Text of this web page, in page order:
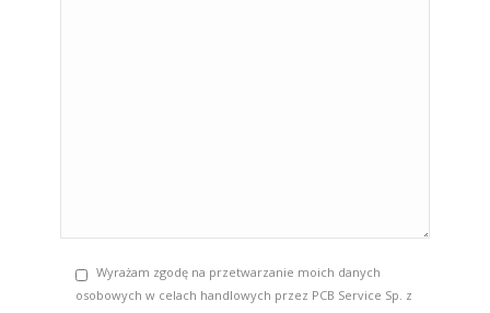
Wyrażam zgodę na przetwarzanie moich danych
osobowych w celach handlowych przez PCB Service Sp. z